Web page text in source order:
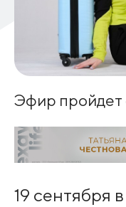
Эфир пройдет
19 сентября